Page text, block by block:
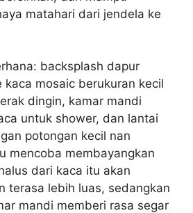
matahari dari jendela ke
backsplash dapur
kaca mosaic berukuran kecil
dingin, kamar mandi
untuk shower, dan lantai
potongan kecil nan
mencoba membayangkan
dari kaca itu akan
terasa lebih luas, sedangkan
mandi memberi rasa segar